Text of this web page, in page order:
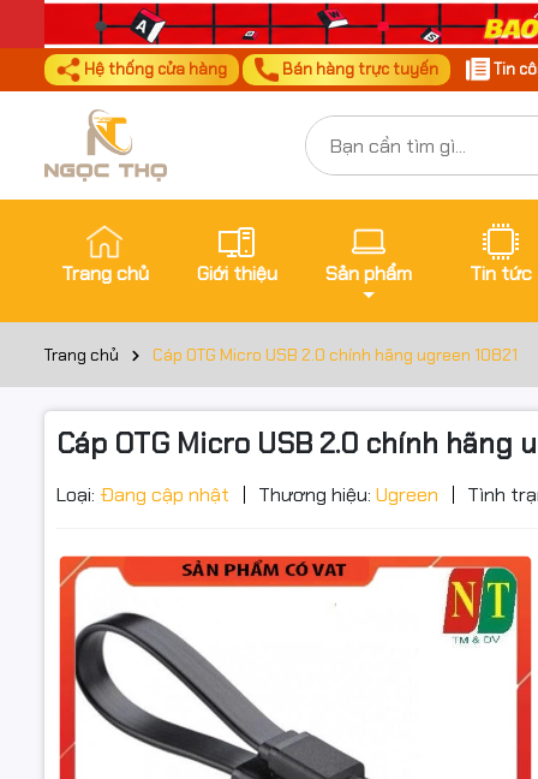
Hệ thống cửa hàng Bán hàng trực tuyến Tin
Trang chủ Giới thiệu Sản phẩm Tin tức
Trang chủ Cáp OTG Micro USB 2.0 chính hãng ugreen 10821
Cáp OTG Micro USB 2.0 chính hãng
Loại: Đang cập nhật Thương hiệu: Ugreen Tình
Cáp OTG
Giới thiệu
Hãng
Đặt